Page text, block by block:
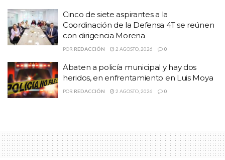
nuevo secretario de Educación
La decisión de radicalizar sus acciones de protesta fue resultado
sostuvieron con los directivos de ambas instituciones, el pasado 09
de junio con el objetivo de encontrar solución a sus peticiones.
Cabe recordar que durante la mesa de trabajo entre los estudiantes
Cinco de siete aspirantes a la
Coordinación de la Defensa 4T se reúnen
con dirigencia Morena
POR REDACCIÓN 2 AGOSTO, 2026 0
Abaten a policía municipal y hay dos
heridos, en enfrentamiento en Luis Moya
POR REDACCIÓN 2 AGOSTO, 2026 0